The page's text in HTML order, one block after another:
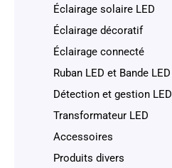
Éclairage solaire LED
Éclairage décoratif
Éclairage connecté
Ruban LED et Bande LED
Détection et gestion LED
Transformateur LED
Accessoires
Produits divers